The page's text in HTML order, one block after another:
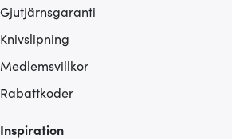
Gjutjärnsgaranti
Knivslipning
Medlemsvillkor
Rabattkoder
Inspiration